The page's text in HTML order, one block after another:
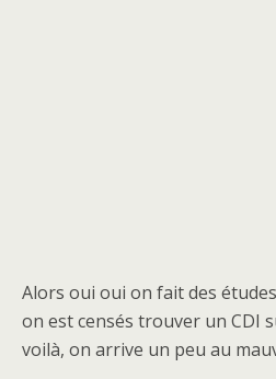
Alors oui oui on fait des
on est censés trouver un CDI
voilà, on arrive un peu au